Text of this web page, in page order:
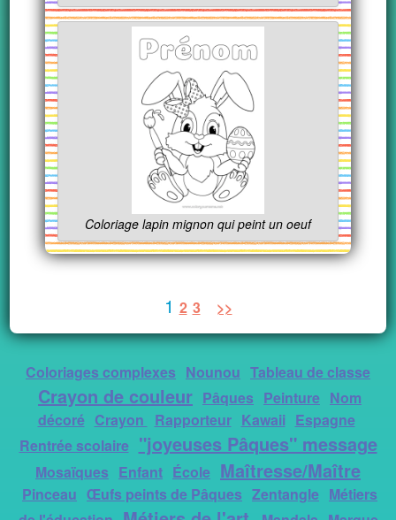
Coloriage lapin mignon qui peint un oeuf
1 2 3 >>
Coloriages complexes Nounou Tableau de classe
Crayon de couleur Pâques Peinture Nom
décoré Crayon Rapporteur Kawaii Espagne
Rentrée scolaire "joyeuses Pâques" message
Mosaïques Enfant École Maîtresse/Maître
Pinceau Œufs peints de Pâques Zentangle Métiers